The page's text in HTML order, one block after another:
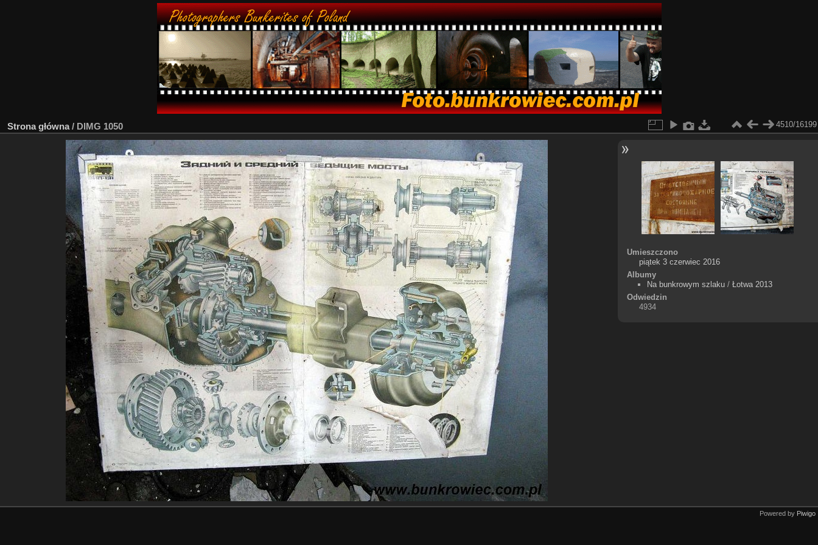
Strona główna/ DIMG 1050 4510/16199
Umieszczono
piątek 3 czerwiec 2016
Albumy
Na bunkrowym szlaku/ Łotwa 2013
Odwiedzin
4934
Powered by Piwigo